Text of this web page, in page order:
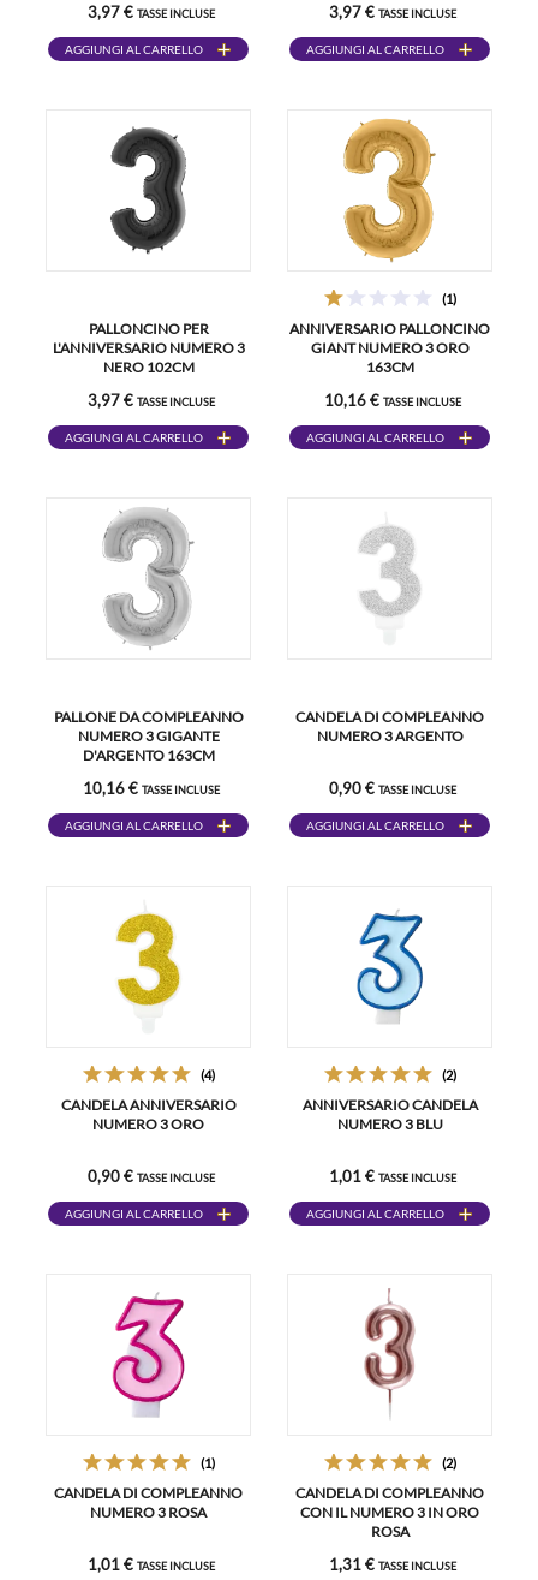
3,97 € TASSE INCLUSE
AGGIUNGI AL CARRELLO
3,97 € TASSE INCLUSE
AGGIUNGI AL CARRELLO
PALLONCINO PER
L'ANNIVERSARIO NUMERO 3
NERO 102CM
3,97 € TASSE INCLUSE
AGGIUNGI AL CARRELLO
(1)
ANNIVERSARIO PALLONCINO
GIANT NUMERO 3 ORO
163CM
10,16 € TASSE INCLUSE
AGGIUNGI AL CARRELLO
PALLONE DA COMPLEANNO
NUMERO 3 GIGANTE
D'ARGENTO 163CM
10,16 € TASSE INCLUSE
AGGIUNGI AL CARRELLO
CANDELA DI COMPLEANNO
NUMERO 3 ARGENTO
0,90 € TASSE INCLUSE
AGGIUNGI AL CARRELLO
(4)
CANDELA ANNIVERSARIO
NUMERO 3 ORO
0,90 € TASSE INCLUSE
AGGIUNGI AL CARRELLO
(2)
ANNIVERSARIO CANDELA
NUMERO 3 BLU
1,01 € TASSE INCLUSE
AGGIUNGI AL CARRELLO
(1)
CANDELA DI COMPLEANNO
NUMERO 3 ROSA
1,01 € TASSE INCLUSE
(2)
CANDELA DI COMPLEANNO
CON IL NUMERO 3 IN ORO
ROSA
1,31 € TASSE INCLUSE